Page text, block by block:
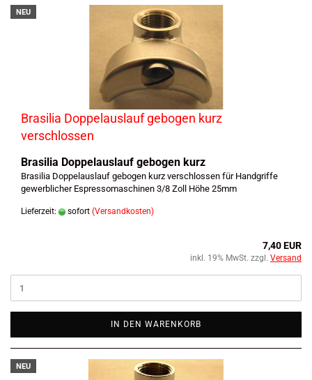
NEU
Brasilia Doppelauslauf gebogen kurz
verschlossen
Brasilia Doppelauslauf gebogen kurz
Brasilia Doppelauslauf gebogen kurz verschlossen für Handgriffe
gewerblicher Espressomaschinen 3/8 Zoll Höhe 25mm
Lieferzeit: sofort (Versandkosten)
7,40 EUR
inkl. 19% MwSt. zzgl. Versand
IN DEN WARENKORB
NEU